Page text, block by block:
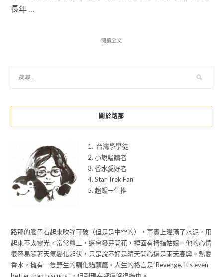
長年 …
閱讀全文
關於路那
1. 台灣學學徒
2. 小說嗜讀者
3. 香水愛好者
4. Star Trek Fan
5. 超蝙一生推
路那的腦子看起來吹彈可破（但是是中空的），事實上灌滿了水泥，用
起來不太靈光，常常罷工，還會發芽開花，裡面有拇指姑娘。他的心情
很容易隨著天氣變化起伏，只是說不好是晴天開心還是雨天高興。熱愛
香水，擁有一隻野生的馴化貓頭鷹。人生的格言是”Revenge. It’s even
better than biscuits.”，但到現在都還沒復過仇。